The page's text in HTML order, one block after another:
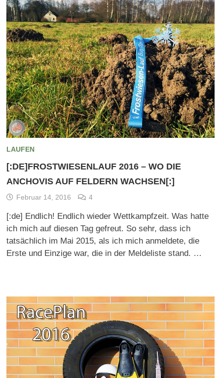
LAUFEN
[:DE]FROSTWIESENLAUF 2016 – WO DIE
ANCHOVIS AUF FELDERN WACHSEN[:]
Februar 14, 2016 4
[:de] Endlich! Endlich wieder Wettkampfzeit. Was hatte
ich mich auf diesen Tag gefreut. So sehr, dass ich
tatsächlich im Mai 2015, als ich mich anmeldete, die
Erste und Einzige war, die in der Meldeliste stand. …